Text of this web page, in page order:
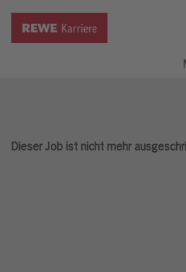
Dieser Job ist nicht mehr